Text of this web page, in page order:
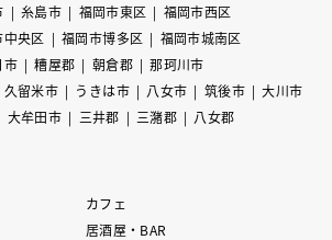
糸島市 福岡市東区
福岡市西区
央区 福岡市博多区
福岡市城南区
市 糟屋郡 朝倉郡
那珂川市
久留米市 うきは市 八女市 筑後市
大川市
大牟田市 三井郡 三潴郡 八女郡
カフェ
居酒屋・BAR